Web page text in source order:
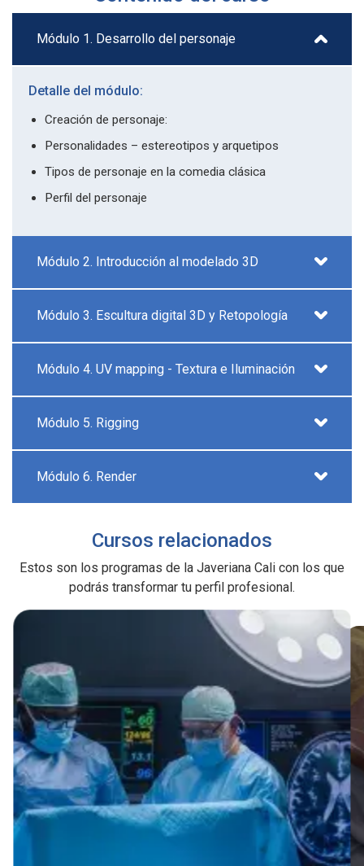
Módulo 1. Desarrollo del personaje
Detalle del módulo:
Creación de personaje:
Personalidades – estereotipos y arquetipos
Tipos de personaje en la comedia clásica
Perfil del personaje
Módulo 2. Introducción al modelado 3D
Módulo 3. Escultura digital 3D y Retopología
Módulo 4. UV mapping - Textura e Iluminación
Módulo 5. Rigging
Módulo 6. Render
Cursos relacionados
Estos son los programas de la Javeriana Cali con los que
podrás transformar tu perfil profesional.